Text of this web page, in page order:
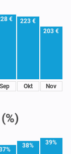
€
Sep
223 €
Okt
203 €
Nov
38% 39%